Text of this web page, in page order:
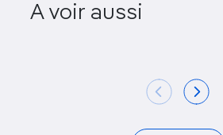
A voir aussi
Contemporary